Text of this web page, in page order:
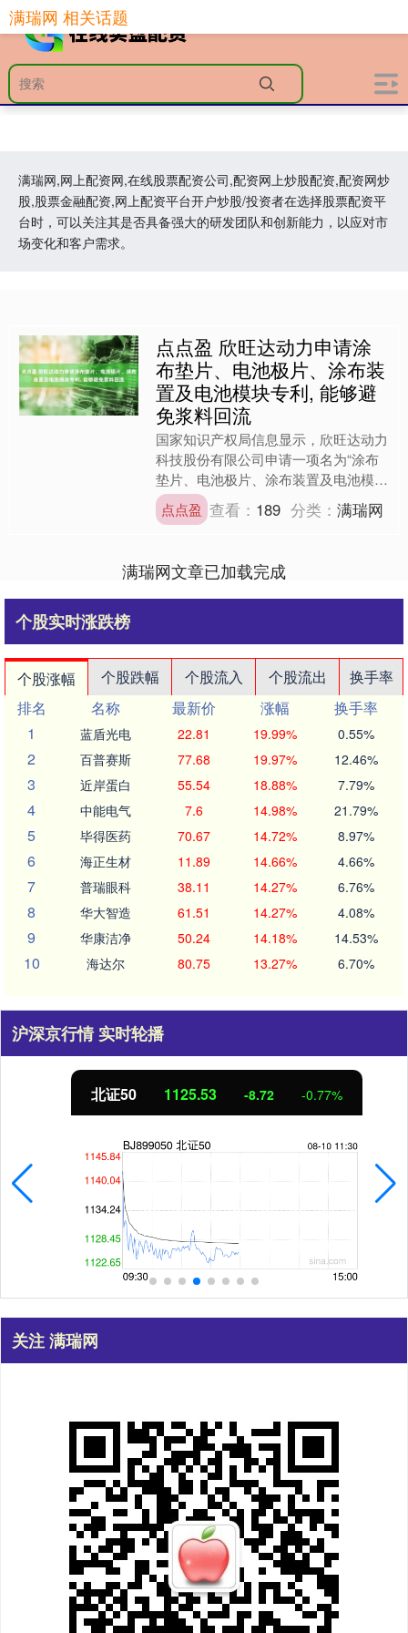
满瑞网,网上配资网,在线股票配资公司,配资网上炒股配资,配资网炒
股,股票金融配资,网上配资平台开户炒股/投资者在选择股票配资平
台时，可以关注其是否具备强大的研发团队和创新能力，以应对市
场变化和客户需求。
满瑞网 相关话题
点点盈 欣旺达动力申请涂
布垫片、电池极片、涂布装
置及电池模块专利, 能够避
免浆料回流
国家知识产权局信息显示，欣旺达动力
科技股份有限公司申请一项名为“涂布
垫片、电池极片、涂布装置及电池模
块”的专利，公开号CN121534887A，
申请日期为202....
点点盈 查看： 189 分类：满瑞网
满瑞网文章已加载完成
个股实时涨跌榜
个股涨幅 个股跌幅 个股流入 个股流出
换手率
排名
名称 最新价 涨幅
换手率
1
蓝盾光电 22.81 19.99% 0.55%
2 百普赛斯 77.68 19.97% 12.46%
3 近岸蛋白 55.54 18.88% 7.79%
4 中能电气 7.6 14.98% 21.79%
5 毕得医药 70.67 14.72% 8.97%
6 海正生材 11.89 14.66% 4.66%
7 普瑞眼科 38.11 14.27% 6.76%
8 华大智造 61.51 14.27% 4.08%
9 华康洁净 50.24 14.18% 14.53%
10 海达尔 80.75 13.27% 6.70%
沪深京行情 实时轮播
北证50 1125.53 -8.72 -0.77%
关注 满瑞网